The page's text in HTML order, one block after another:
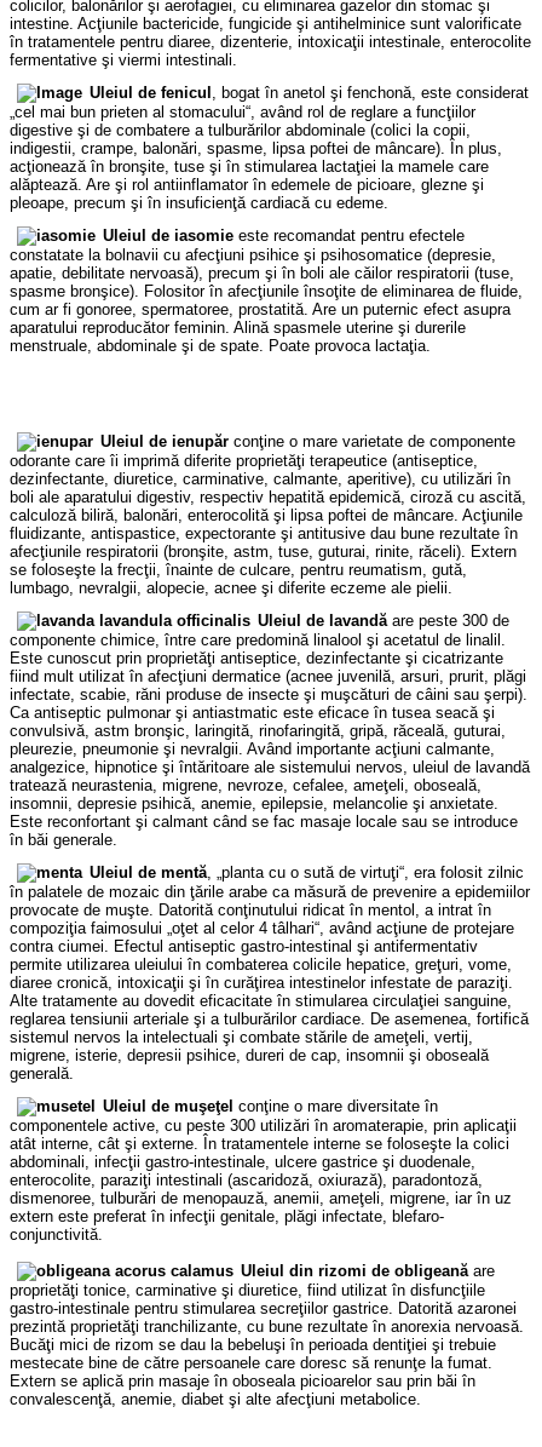
colicilor, balonărilor şi aerofagiei, cu eliminarea gazelor din stomac şi
intestine. Acţiunile bactericide, fungicide şi antihelminice sunt valorificate
în tratamentele pentru diaree, dizenterie, intoxicaţii intestinale, enterocolite
fermentative şi viermi intestinali.
Uleiul de fenicul , bogat în anetol şi fenchonă, este considerat
„cel mai bun prieten al stomacului“, având rol de reglare a funcţiilor
digestive şi de combatere a tulburărilor abdominale (colici la copii,
indigestii, crampe, balonări, spasme, lipsa poftei de mâncare). În plus,
acţionează în bronşite, tuse şi în stimularea lactaţiei la mamele care
alăptează. Are şi rol antiinflamator în edemele de picioare, glezne şi
pleoape, precum şi în insuficienţă cardiacă cu edeme.
Uleiul de iasomie este recomandat pentru efectele
constatate la bolnavii cu afecţiuni psihice şi psihosomatice (depresie,
apatie, debilitate nervoasă), precum şi în boli ale căilor respiratorii (tuse,
spasme bronşice). Folositor în afecţiunile însoţite de eliminarea de fluide,
cum ar fi gonoree, spermatoree, prostatită. Are un puternic efect asupra
aparatului reproducător feminin. Alină spasmele uterine şi durerile
menstruale, abdominale şi de spate. Poate provoca lactaţia.
Uleiul de ienupăr conţine o mare varietate de componente
odorante care îi imprimă diferite proprietăţi terapeutice (antiseptice,
dezinfectante, diuretice, carminative, calmante, aperitive), cu utilizări în
boli ale aparatului digestiv, respectiv hepatită epidemică, ciroză cu ascită,
calculoză biliră, balonări, enterocolită şi lipsa poftei de mâncare. Acţiunile
fluidizante, antispastice, expectorante şi antitusive dau bune rezultate în
afecţiunile respiratorii (bronşite, astm, tuse, guturai, rinite, răceli). Extern
se foloseşte la frecţii, înainte de culcare, pentru reumatism, gută,
lumbago, nevralgii, alopecie, acnee şi diferite eczeme ale pielii.
Uleiul de lavandăare peste 300 de
componente chimice, între care predomină linalool şi acetatul de linalil.
Este cunoscut prin proprietăţi antiseptice, dezinfectante şi cicatrizante
fiind mult utilizat în afecţiuni dermatice (acnee juvenilă, arsuri, prurit, plăgi
infectate, scabie, răni produse de insecte şi muşcături de câini sau şerpi).
Ca antiseptic pulmonar şi antiastmatic este eficace în tusea seacă şi
convulsivă, astm bronşic, laringită, rinofaringită, gripă, răceală, guturai,
pleurezie, pneumonie şi nevralgii. Având importante acţiuni calmante,
analgezice, hipnotice şi întăritoare ale sistemului nervos, uleiul de lavandă
tratează neurastenia, migrene, nevroze, cefalee, ameţeli, oboseală,
insomnii, depresie psihică, anemie, epilepsie, melancolie şi anxietate.
Este reconfortant şi calmant când se fac masaje locale sau se introduce
în băi generale.
Uleiul de mentă, „planta cu o sută de virtuţi“, era folosit zilnic
în palatele de mozaic din ţările arabe ca măsură de prevenire a epidemiilor
provocate de muşte. Datorită conţinutului ridicat în mentol, a intrat în
compoziţia faimosului „oţet al celor 4 tâlhari“, având acţiune de protejare
contra ciumei. Efectul antiseptic gastro-intestinal şi antifermentativ
permite utilizarea uleiului în combaterea colicile hepatice, greţuri, vome,
diaree cronică, intoxicaţii şi în curăţirea intestinelor infestate de paraziţi.
Alte tratamente au dovedit eficacitate în stimularea circulaţiei sanguine,
reglarea tensiunii arteriale şi a tulburărilor cardiace. De asemenea, fortifică
sistemul nervos la intelectuali şi combate stările de ameţeli, vertij,
migrene, isterie, depresii psihice, dureri de cap, insomnii şi oboseală
generală.
Uleiul de muşeţel conţine o mare diversitate în
componentele active, cu peste 300 utilizări în aromaterapie, prin aplicaţii
atât interne, cât şi externe. În tratamentele interne se foloseşte la colici
abdominali, infecţii gastro-intestinale, ulcere gastrice şi duodenale,
enterocolite, paraziţi intestinali (ascaridoză, oxiurază), paradontoză,
dismenoree, tulburări de menopauză, anemii, ameţeli, migrene, iar în uz
extern este preferat în infecţii genitale, plăgi infectate, blefaro-
conjunctivită.
Uleiul din rizomi de obligeanăare
proprietăţi tonice, carminative şi diuretice, fiind utilizat în disfuncţiile
gastro-intestinale pentru stimularea secreţiilor gastrice. Datorită azaronei
prezintă proprietăţi tranchilizante, cu bune rezultate în anorexia nervoasă.
Bucăţi mici de rizom se dau la bebeluşi în perioada dentiţiei şi trebuie
mestecate bine de către persoanele care doresc să renunţe la fumat.
Extern se aplică prin masaje în oboseala picioarelor sau prin băi în
convalescenţă, anemie, diabet şi alte afecţiuni metabolice.